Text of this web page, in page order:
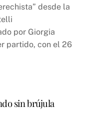
desde la
por Giorgia
partido, con el 26
sin brújula